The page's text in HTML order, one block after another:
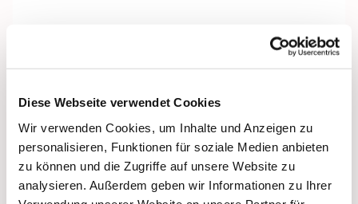
Diese Webseite verwendet Cookies
Wir verwenden Cookies, um Inhalte und Anzeigen zu
personalisieren, Funktionen für soziale Medien anbieten
zu können und die Zugriffe auf unsere Website zu
analysieren. Außerdem geben wir Informationen zu Ihrer